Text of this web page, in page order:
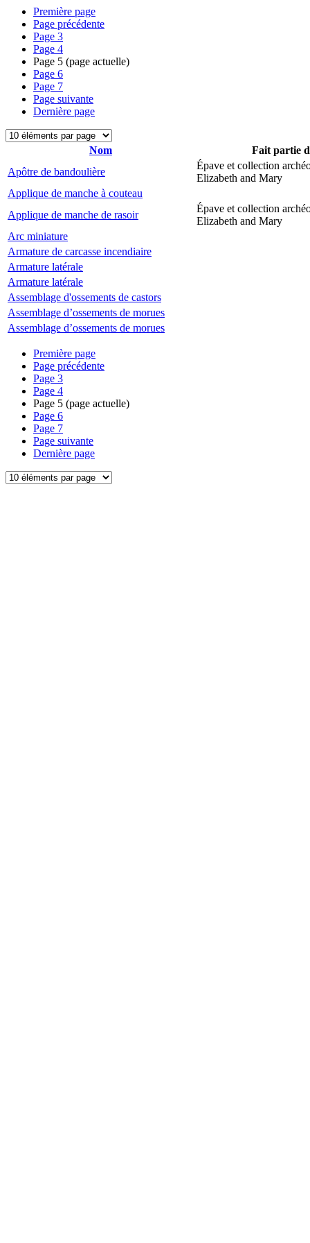
Première page
Page précédente
Page 3
Page 4
Page 5 (page actuelle)
Page 6
Page 7
Page suivante
Dernière page
Nom
Fait partie
Apôtre de bandoulière
Épave et collection
Elizabeth and Mary
Applique de manche à couteau
Applique de manche de rasoir
Épave et collection
Elizabeth and Mary
Arc miniature
Armature de carcasse incendiaire
Armature latérale
Armature latérale
Assemblage d'ossements de castors
Assemblage d’ossements de morues
Assemblage d’ossements de morues
Première page
Page précédente
Page 3
Page 4
Page 5 (page actuelle)
Page 6
Page 7
Page suivante
Dernière page